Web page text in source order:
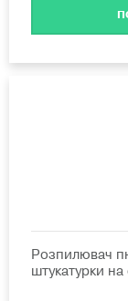
Розпилювач
штукатурки на